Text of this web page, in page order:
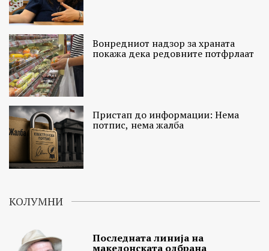
Вонредниот надзор за храната
покажа дека редовните потфрлаат
Пристап до информации: Нема
потпис, нема жалба
КОЛУМНИ
Последната линија на
македонската одбрана